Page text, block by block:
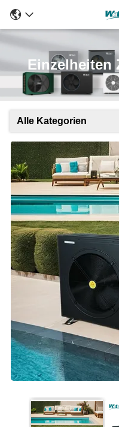
Einzelheiten
Alle Kategorien